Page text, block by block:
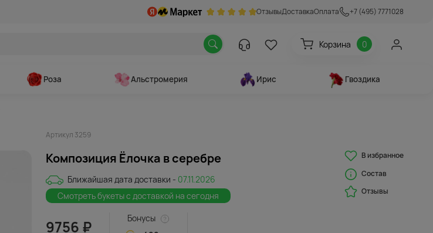
ОтзывыДоставкаОплата +7 (495) 7771028
Корзина 0
Роза Альстромерия Ирис Гвоздика
Артикул 3259
Композиция Ёлочка в серебре
Ближайшая дата доставки - 07.11.2026
Смотреть букеты с доставкой на сегодня
9756 ₽
Бонусы
В избранное
Состав
Отзывы